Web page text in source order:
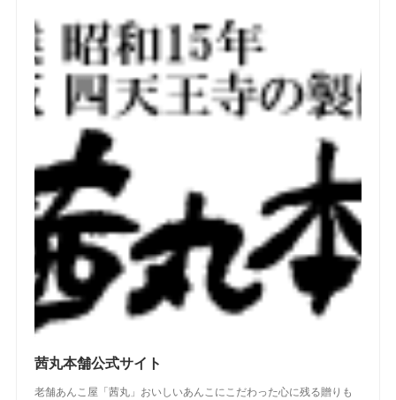
(2)
2)
3
2)
1)
3)
4)
2)
(2)
3)
4)
3)
(4)
(2)
5)
2)
4)
(3)
(1)
4)
2)
5)
(2)
(4)
(
( )
4)
2
4)
(3)
(2)
(
(2
茜丸本舗公式サイト
老舗あんこ屋「茜丸」おいしいあんこにこだわった心に残る贈りも